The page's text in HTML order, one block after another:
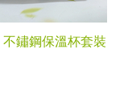
不鏽鋼保溫杯套裝